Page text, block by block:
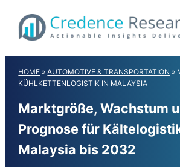
content
HOME »AUTOMOTIVE & TRANSPORTATION »
KÜHLKETTENLOGISTIK IN MALAYSIA
Marktgröße, Wachstum
Prognose für
Malaysia bis 2032